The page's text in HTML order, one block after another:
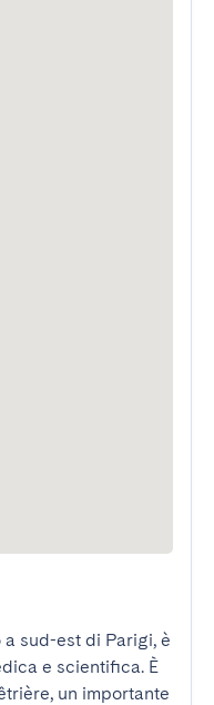
sud-est di Parigi, è
e scientifica. È
un importante